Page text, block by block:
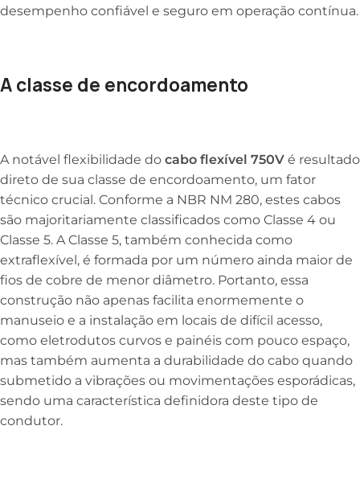
desempenho confiável e seguro em operação contínua.
A classe de encordoamento
A notável flexibilidade do cabo flexível 750V é resultado
direto de sua classe de encordoamento, um fator
técnico crucial. Conforme a NBR NM 280, estes cabos
são majoritariamente classificados como Classe 4 ou
Classe 5. A Classe 5, também conhecida como
extraflexível, é formada por um número ainda maior de
fios de cobre de menor diâmetro. Portanto, essa
construção não apenas facilita enormemente o
manuseio e a instalação em locais de difícil acesso,
como eletrodutos curvos e painéis com pouco espaço,
mas também aumenta a durabilidade do cabo quando
submetido a vibrações ou movimentações esporádicas,
sendo uma característica definidora deste tipo de
condutor.